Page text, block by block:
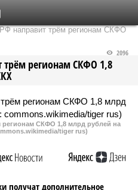
направит трём регионам СКФО
трём регионам СКФО 1,8
2096
регионам СКФО 1,8 млрд рублей на
tiger rus)
получат дополнительное